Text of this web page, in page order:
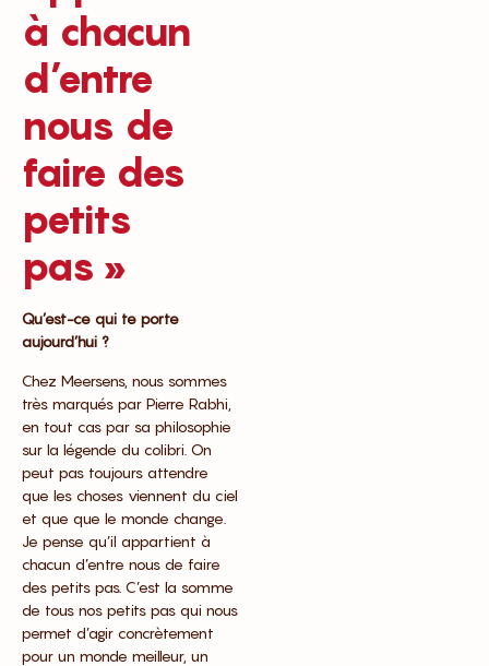
à chacun
d’entre
nous de
faire des
petits
pas »
Qu’est-ce qui te porte
aujourd’hui ?
Chez Meersens, nous sommes
très marqués par Pierre Rabhi,
en tout cas par sa philosophie
sur la légende du colibri. On
peut pas toujours attendre
que les choses viennent du ciel
et que que le monde change.
Je pense qu’il appartient à
chacun d’entre nous de faire
des petits pas. C’est la somme
de tous nos petits pas qui nous
permet d’agir concrètement
pour un monde meilleur, un